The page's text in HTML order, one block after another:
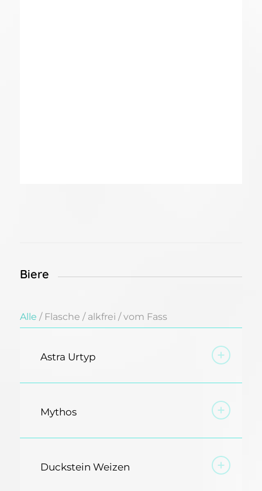
Biere
Alle / Flasche / alkfrei / vom Fass
Astra Urtyp
Mythos
Duckstein Weizen